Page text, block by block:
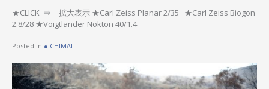
★CLICK ⇒ 拡大表示 ★Carl Zeiss Planar 2/35 ★Carl Zeiss Biogon
2.8/28 ★Voigtlander Nokton 40/1.4
Posted in ●ICHIMAI